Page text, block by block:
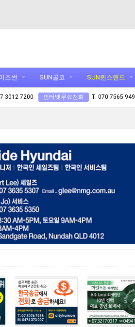
즈썬 SUN골코 SUN퀸스랜드
3012 7200 인터넷무료전화 T. 070 7565